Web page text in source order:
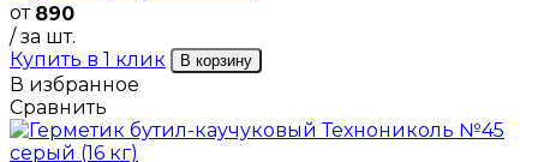
от 890
/ за шт.
Купить в 1 клик
В корзину
В избранное
Сравнить